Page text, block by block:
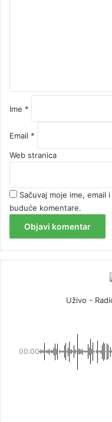
Ime *
Email *
Web stranica
Sačuvaj moje ime,
buduće komentare.
Uživo -
00:00